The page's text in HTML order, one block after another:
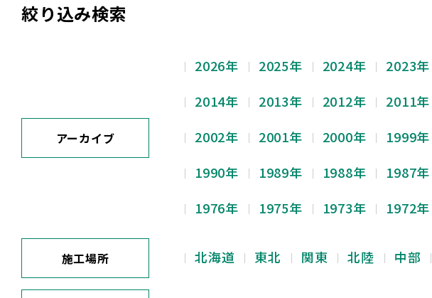
絞り込み検索
アーカイブ
2026年 2025年 2024年 2023年
2014年
2013年 2012年 2011年
2002年
2001年 2000年 1999年
1990年
1989年 1988年 1987年
1976年
1975年 1973年 1972年
施工場所 北海道 東北 関東 北陸 中部